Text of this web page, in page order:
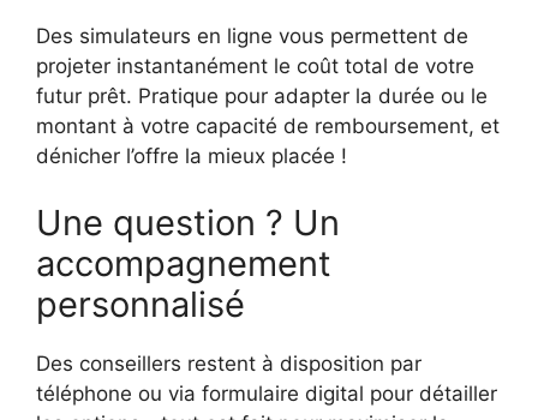
Des simulateurs en ligne vous permettent de
projeter instantanément le coût total de votre
futur prêt. Pratique pour adapter la durée ou le
montant à votre capacité de remboursement, et
dénicher l’offre la mieux placée !
Une question ? Un
accompagnement
personnalisé
Des conseillers restent à disposition par
téléphone ou via formulaire digital pour détailler